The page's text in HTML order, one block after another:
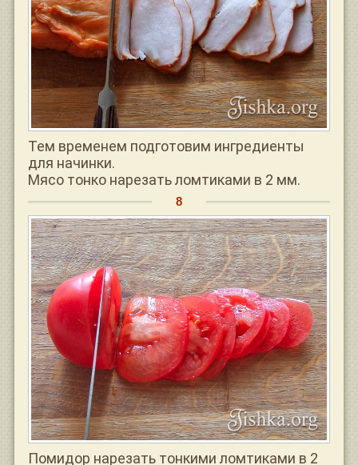
Тем временем подготовим ингредиенты
для начинки.
Мясо тонко нарезать ломтиками в 2 мм.
Помидор нарезать тонкими ломтиками в 2